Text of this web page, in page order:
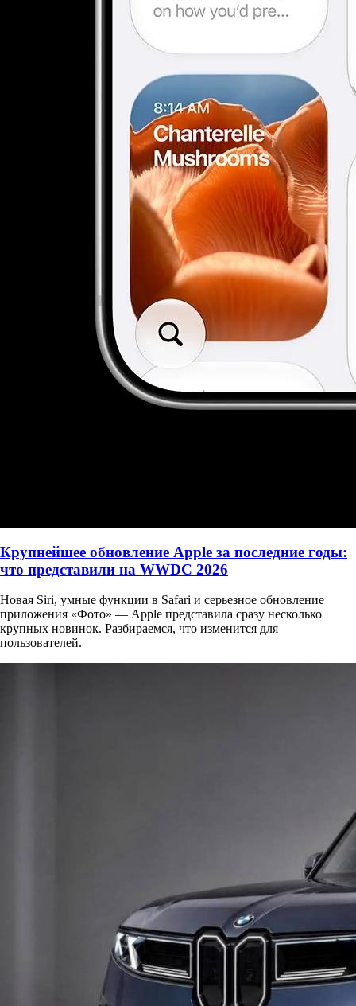
Крупнейшее обновление Apple за последние годы:
что представили на WWDC 2026
Новая Siri, умные функции в Safari и серьезное обновление
приложения «Фото» — Apple представила сразу несколько
крупных новинок. Разбираемся, что изменится для
пользователей.